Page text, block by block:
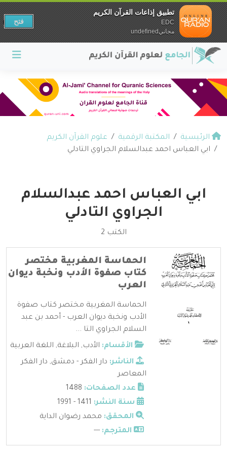
الرئيسية المكتبة الرقمية
علوم القرآن الكريم
ابي العباس احمد عبدالسلام الجراوي التادلي
ابي العباس احمد عبدالسلام
الجراوي التادلي
الكتب 2
الحماسة المغربية مختصر
كتاب صفوة الأدب ونخبة ديوان
العرب
الحماسة المغربية مختصر كتاب صفوة
الأدب ونخبة ديوان العرب - أحمد بن عبد
السلام الجراوي التا ...
الأقسام: الأدب, البلاغة, اللغة العربية
الناشر: دار الفكر - دمشق, دار الفكر
المعاصر
عدد الصفحات:
سنة النشر:
المحقق: محمد رضوان الداية
المترجم: ---
تطبيق إذاعات القرآن الكريم
EDC
مجانيundefined
فتح